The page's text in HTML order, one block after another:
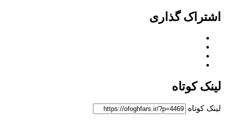
اشتراک گذاری
لینک کوتاه
لینک کوتاه